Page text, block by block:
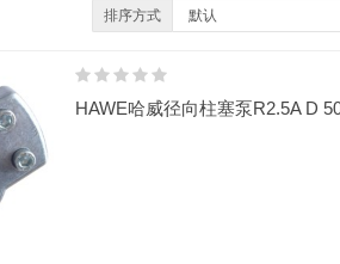
排序方式
HAWE哈威径向柱塞泵R2.5A D